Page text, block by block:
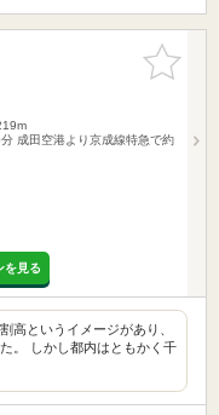
お気に入
りに追加
成田空港より京成線特急で約
を見る
高というイメージがあり、
。 しかし都内はともかく千